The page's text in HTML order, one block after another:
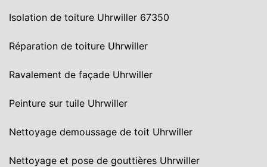
Isolation de toiture Uhrwiller 67350
Réparation de toiture Uhrwiller
Ravalement de façade Uhrwiller
Peinture sur tuile Uhrwiller
Nettoyage demoussage de toit Uhrwiller
Nettoyage et pose de gouttières Uhrwiller